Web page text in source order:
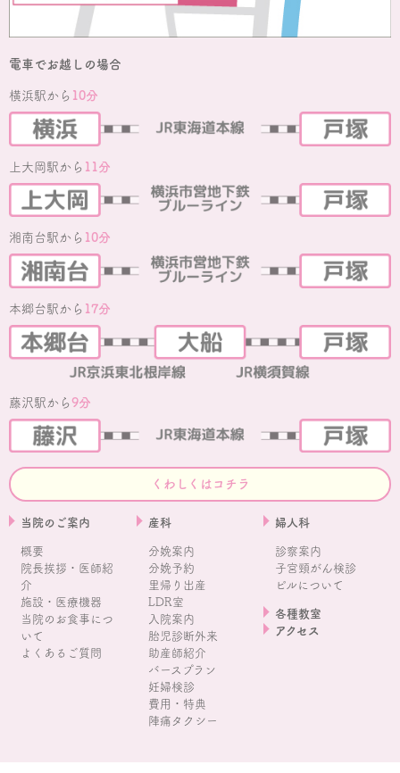
電車でお越しの場合
横浜駅から 10分
上大岡駅から 11分
湘南台駅から 10分
本郷台駅から 17分
藤沢駅から9分
くわしくはコチラ
当院のご案内
概要
院長挨拶・医師紹
介
施設・医療機器
当院のお食事につ
いて
よくあるご質問
産科
分娩案内
分娩予約
里帰り出産
LDR室
入院案内
胎児診断外来
助産師紹介
バースプラン
妊婦検診
費用・特典
陣痛タクシー
婦人科
診察案内
子宮頸がん検診
ピルについて
各種教室
アクセス